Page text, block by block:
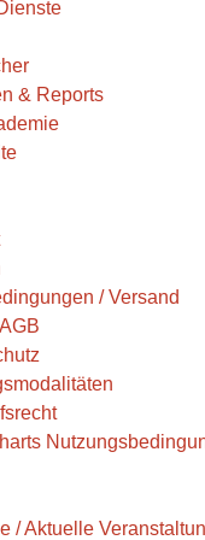
& Reports
/ Versand
/ Aktuelle